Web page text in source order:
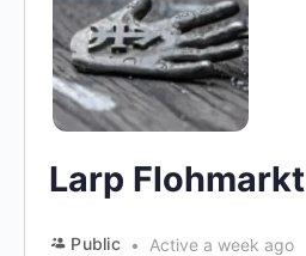
Larp Flohmarkt
Public
Active a week ago